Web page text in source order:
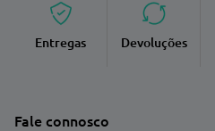
Entregas Devoluções
Fale connosco